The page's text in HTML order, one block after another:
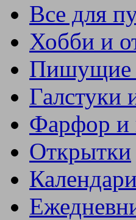
Все для
Хобби и
Пишущие
Галстуки
Фарфор и
Открытки
Календари